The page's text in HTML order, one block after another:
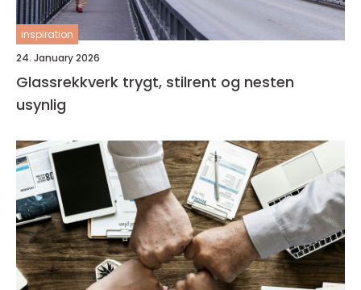
inspiration
24. January 2026
Glassrekkverk trygt, stilrent og nesten
usynlig